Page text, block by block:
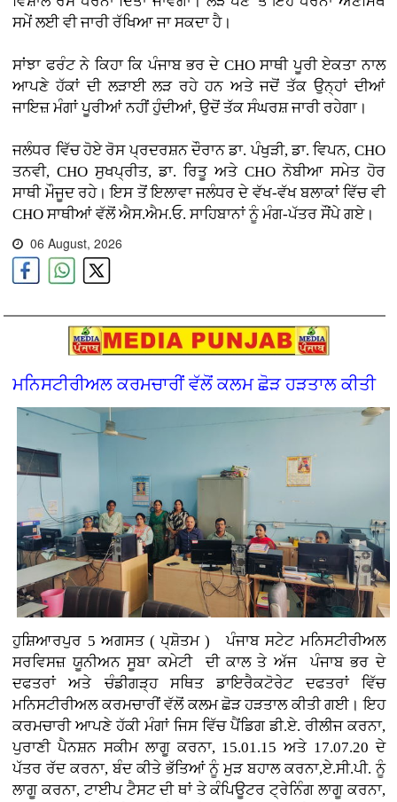
ਸਮੇਂ ਲਈ ਵੀ ਜਾਰੀ ਰੱਖਿਆ ਜਾ ਸਕਦਾ ਹੈ।
ਸਾਂਝਾ ਫਰੰਟ ਨੇ ਕਿਹਾ ਕਿ ਪੰਜਾਬ ਭਰ ਦੇ CHO ਸਾਥੀ ਪੂਰੀ ਏਕਤਾ ਨਾਲ
ਆਪਣੇ ਹੱਕਾਂ ਦੀ ਲੜਾਈ ਲੜ ਰਹੇ ਹਨ ਅਤੇ ਜਦੋਂ ਤੱਕ ਉਨ੍ਹਾਂ ਦੀਆਂ
ਜਾਇਜ਼ ਮੰਗਾਂ ਪੂਰੀਆਂ ਨਹੀਂ ਹੁੰਦੀਆਂ, ਉਦੋਂ ਤੱਕ ਸੰਘਰਸ਼ ਜਾਰੀ ਰਹੇਗਾ।
ਜਲੰਧਰ ਵਿੱਚ ਹੋਏ ਰੋਸ ਪ੍ਰਦਰਸ਼ਨ ਦੌਰਾਨ ਡਾ. ਪੰਖੁੜੀ, ਡਾ. ਵਿਪਨ, CHO
ਤਨਵੀ, CHO ਸੁਖਪ੍ਰੀਤ, ਡਾ. ਰਿਤੂ ਅਤੇ CHO ਨੋਬੀਆ ਸਮੇਤ ਹੋਰ
ਸਾਥੀ ਮੌਜੂਦ ਰਹੇ। ਇਸ ਤੋਂ ਇਲਾਵਾ ਜਲੰਧਰ ਦੇ ਵੱਖ-ਵੱਖ ਬਲਾਕਾਂ ਵਿੱਚ ਵੀ
CHO ਸਾਥੀਆਂ ਵੱਲੋਂ ਐਸ.ਐਮ.ਓ. ਸਾਹਿਬਾਨਾਂ ਨੂੰ ਮੰਗ-ਪੱਤਰ ਸੌਂਪੇ ਗਏ।
06 August, 2026
ਮਨਿਸਟੀਰੀਅਲ ਕਰਮਚਾਰੀਂ ਵੱਲੋਂ ਕਲਮ ਛੋੜ ਹੜਤਾਲ ਕੀਤੀ
ਹੁਸ਼ਿਆਰਪੁਰ 5 ਅਗਸਤ ( ਪ੍ਸ਼ੋਤਮ ) ਪੰਜਾਬ ਸਟੇਟ ਮਨਿਸਟੀਰੀਅਲ
ਸਰਵਿਸਜ਼ ਯੂਨੀਅਨ ਸੂਬਾ ਕਮੇਟੀ ਦੀ ਕਾਲ ਤੇ ਅੱਜ ਪੰਜਾਬ ਭਰ ਦੇ
ਦਫਤਰਾਂ ਅਤੇ ਚੰਡੀਗੜ੍ਹ ਸਥਿਤ ਡਾਇਰੈਕਟੋਰੇਟ ਦਫਤਰਾਂ ਵਿੱਚ
ਮਨਿਸਟੀਰੀਅਲ ਕਰਮਚਾਰੀਂ ਵੱਲੋਂ ਕਲਮ ਛੋੜ ਹੜਤਾਲ ਕੀਤੀ ਗਈ। ਇਹ
ਕਰਮਚਾਰੀ ਆਪਣੇ ਹੱਕੀ ਮੰਗਾਂ ਜਿਸ ਵਿੱਚ ਪੈਂਡਿਗ ਡੀ.ਏ. ਰੀਲੀਜ ਕਰਨਾ,
ਪੁਰਾਣੀ ਪੈਨਸ਼ਨ ਸਕੀਮ ਲਾਗੂ ਕਰਨਾ, 15.01.15 ਅਤੇ 17.07.20 ਦੇ
ਪੱਤਰ ਰੱਦ ਕਰਨਾ, ਬੰਦ ਕੀਤੇ ਭੱਤਿਆਂ ਨੂੰ ਮੁੜ ਬਹਾਲ ਕਰਨਾ,ਏ.ਸੀ.ਪੀ. ਨੂੰ
ਲਾਗੂ ਕਰਨਾ, ਟਾਈਪ ਟੈਸਟ ਦੀ ਥਾਂ ਤੇ ਕੰਪਿਊਟਰ ਟ੍ਰੇਨਿੰਗ ਲਾਗੂ ਕਰਨਾ,